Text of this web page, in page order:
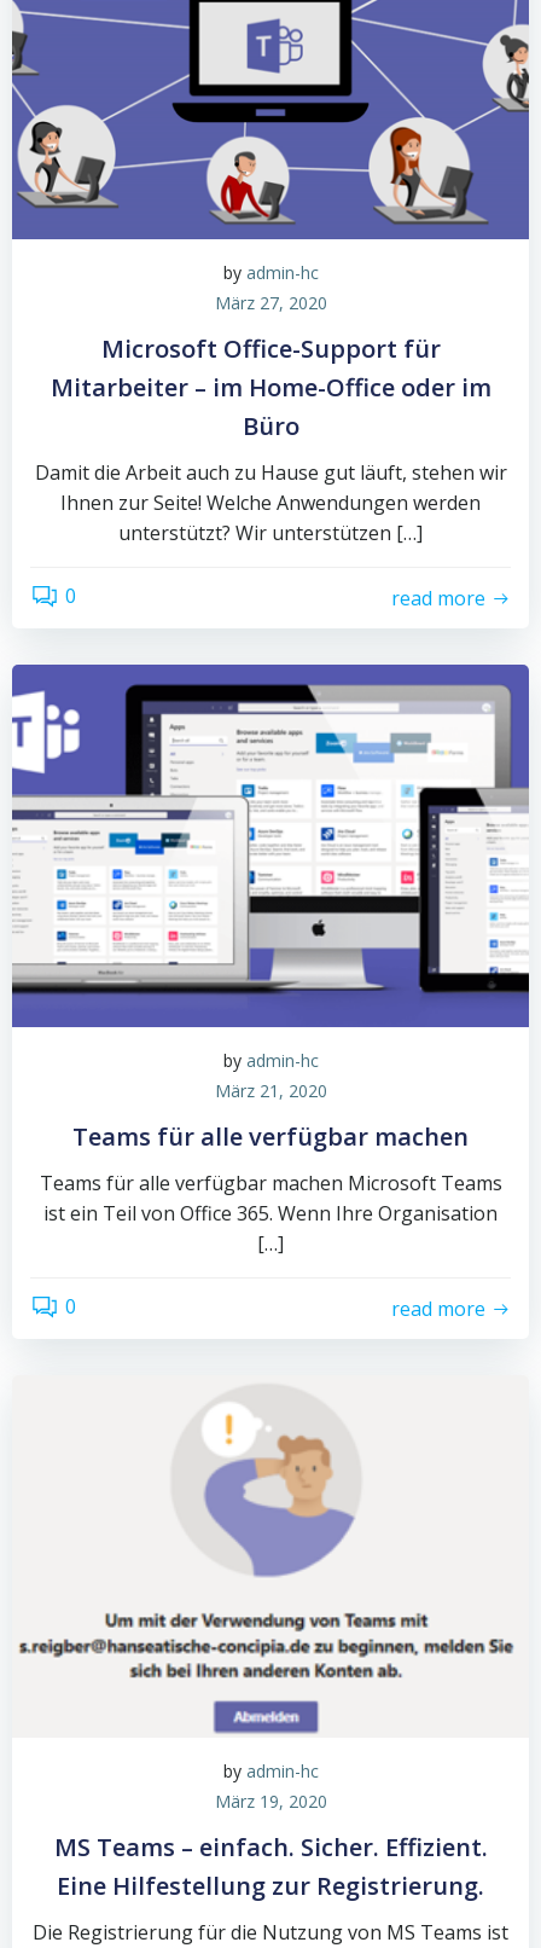
by admin-hc
März 27, 2020
Microsoft Office-Support für
Mitarbeiter – im Home-Office oder im
Büro
Damit die Arbeit auch zu Hause gut läuft, stehen wir
Ihnen zur Seite! Welche Anwendungen werden
unterstützt? Wir unterstützen […]
0 read more
by admin-hc
März 21, 2020
Teams für alle verfügbar machen
Teams für alle verfügbar machen Microsoft Teams
ist ein Teil von Office 365. Wenn Ihre Organisation
[…]
0 read more
by admin-hc
März 19, 2020
MS Teams – einfach. Sicher. Effizient.
Eine Hilfestellung zur Registrierung.
Die Registrierung für die Nutzung von MS Teams ist